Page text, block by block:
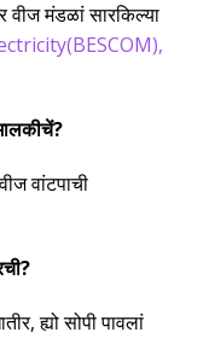
वीज मंडळां सारकिल्या
,
वांटपाची
ह्यो सोपी पावलां